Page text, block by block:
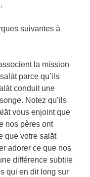
suivantes à
la mission
parce qu’ils
conduit une
Notez qu’ils
vous enjoint que
nos pères ont
que votre salāt
adorer ce que nos
différence subtile
qui en dit long sur